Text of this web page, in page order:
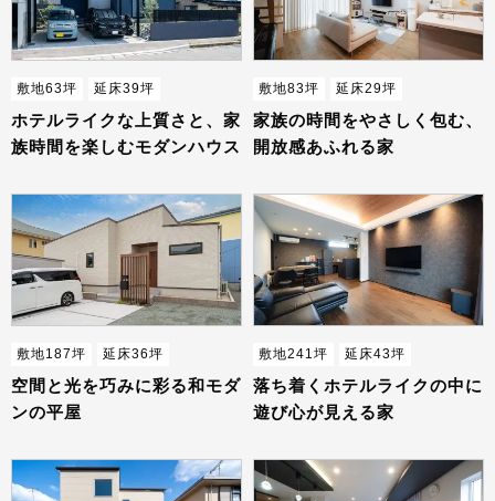
敷地63坪 延床39坪
ホテルライクな上質さと、家
族時間を楽しむモダンハウス
敷地83坪 延床29坪
家族の時間をやさしく包む、
開放感あふれる家
敷地187坪 延床36坪
空間と光を巧みに彩る和モダ
ンの平屋
敷地241坪 延床43坪
落ち着くホテルライクの中に
遊び心が見える家